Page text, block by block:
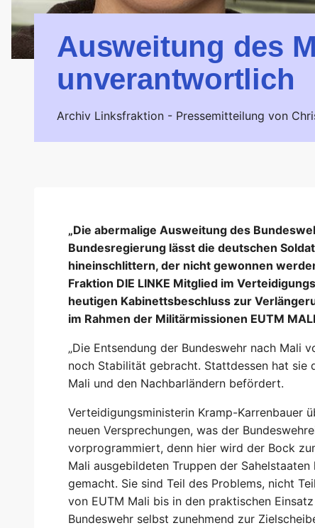
Ausweitung des
unverantwortlich
Archiv Linksfraktion - Pressemitteilung von
„Die abermalige Ausweitung des
Bundesregierung lässt die deutschen
hineinschlittern, der nicht gewonnen
Fraktion DIE LINKE Mitglied im
heutigen Kabinettsbeschluss zur
im Rahmen der Militärmissionen EUTM
„Die Entsendung der Bundeswehr nach Mali
noch Stabilität gebracht. Stattdessen hat sie
Mali und den Nachbarländern befördert.
Verteidigungsministerin Kramp-Karrenbauer
neuen Versprechungen, was der
vorprogrammiert, denn hier wird der Bock
Mali ausgebildeten Truppen der
gemacht. Sie sind Teil des Problems, nicht
von EUTM Mali bis in den praktischen
Bundeswehr selbst zunehmend zur